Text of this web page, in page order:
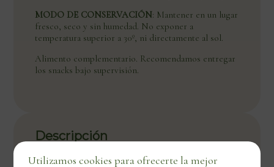
MODO DE CONSERVACIÓN: Mantener en un lugar
fresco, seco y sin humedad. No exponer a
temperatura superior a 30º, ni directamente al sol.
Alimento complementario. Recomendamos entregar
los snacks bajo supervisión.
Descripción
Utilizamos cookies para ofrecerte la mejor